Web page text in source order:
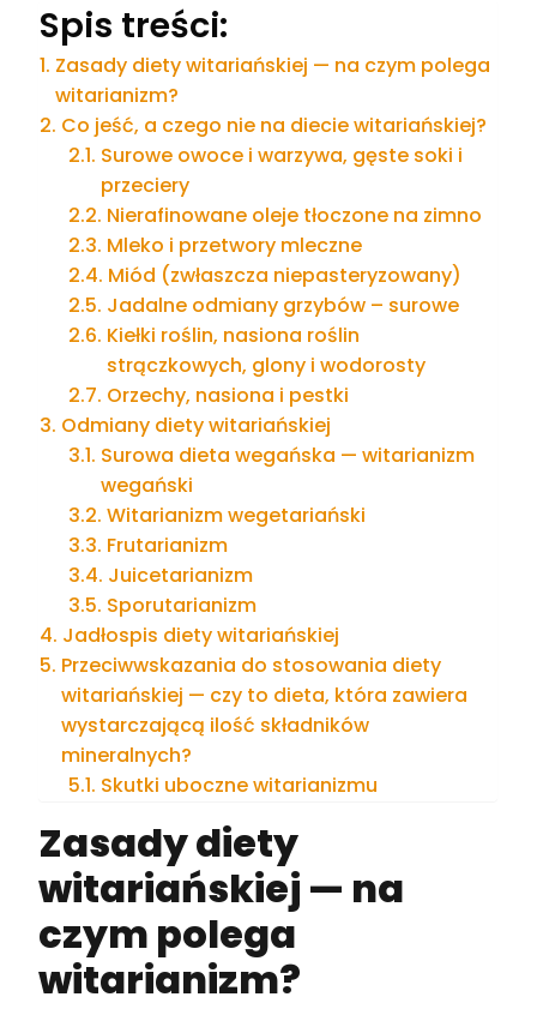
Spis treści:
Zasady diety witariańskiej — na czym polega
witarianizm?
Co jeść, a czego nie na diecie witariańskiej?
Surowe owoce i warzywa, gęste soki i
przeciery
Nierafinowane oleje tłoczone na zimno
Mleko i przetwory mleczne
Miód (zwłaszcza niepasteryzowany)
Jadalne odmiany grzybów – surowe
Kiełki roślin, nasiona roślin
strączkowych, glony i wodorosty
Orzechy, nasiona i pestki
Odmiany diety witariańskiej
Surowa dieta wegańska — witarianizm
wegański
Witarianizm wegetariański
Frutarianizm
Juicetarianizm
Sporutarianizm
Jadłospis diety witariańskiej
Przeciwwskazania do stosowania diety
witariańskiej — czy to dieta, która zawiera
wystarczającą ilość składników
mineralnych?
Skutki uboczne witarianizmu
Zasady diety
witariańskiej — na
czym polega
witarianizm?